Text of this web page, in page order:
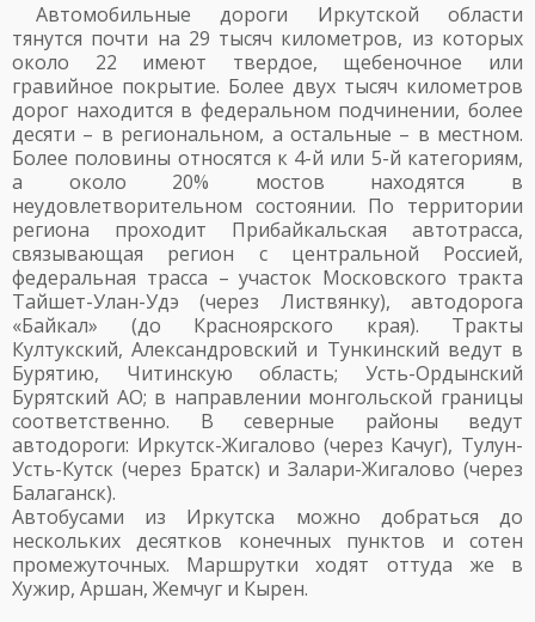
Автомобильные дороги Иркутской области
тянутся почти на 29 тысяч километров, из которых
около 22 имеют твердое, щебеночное или
гравийное покрытие. Более двух тысяч километров
дорог находится в федеральном подчинении, более
десяти – в региональном, а остальные – в местном.
Более половины относятся к 4-й или 5-й категориям,
а около 20% мостов находятся в
неудовлетворительном состоянии. По территории
региона проходит Прибайкальская автотрасса,
связывающая регион с центральной Россией,
федеральная трасса – участок Московского тракта
Тайшет-Улан-Удэ (через Листвянку), автодорога
«Байкал» (до Красноярского края). Тракты
Култукский, Александровский и Тункинский ведут в
Бурятию, Читинскую область; Усть-Ордынский
Бурятский АО; в направлении монгольской границы
соответственно. В северные районы ведут
автодороги: Иркутск-Жигалово (через Качуг), Тулун-
Усть-Кутск (через Братск) и Залари-Жигалово (через
Балаганск).
Автобусами из Иркутска можно добраться до
нескольких десятков конечных пунктов и сотен
промежуточных. Маршрутки ходят оттуда же в
Хужир, Аршан, Жемчуг и Кырен.